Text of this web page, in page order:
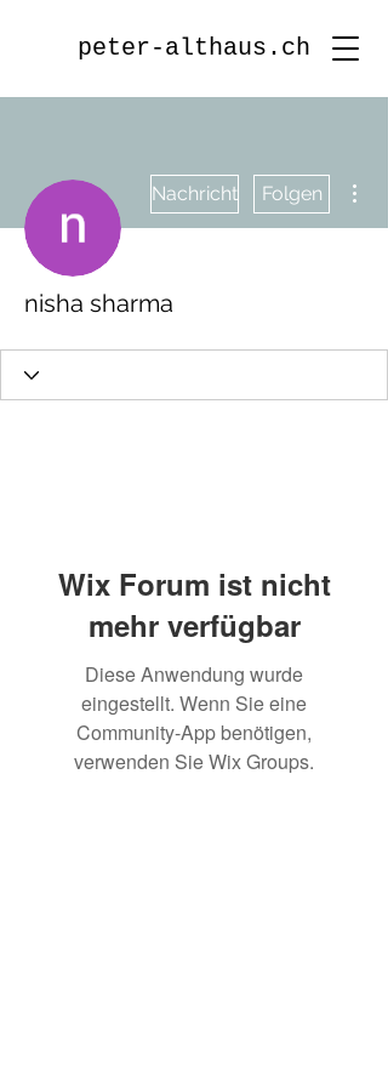
peter-althaus.ch
Nachricht Folgen
nisha sharma
Wix Forum ist nicht
mehr verfügbar
Diese Anwendung wurde
eingestellt. Wenn Sie eine
Community-App benötigen,
verwenden Sie Wix Groups.